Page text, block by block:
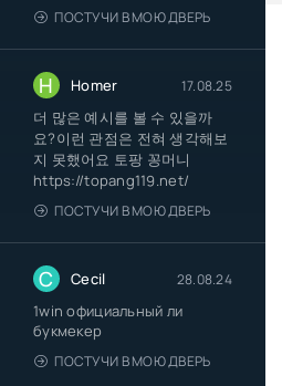
ПОСТУЧИ В МОЮ ДВЕРЬ
H Homer 17.08.25
더 많은 예시를 볼 수 있을까
요?이런 관점은 전혀 생각해보
지 못했어요 토팡 꽁머니
https://topang119.net/
ПОСТУЧИ В МОЮ ДВЕРЬ
C Cecil 28.08.24
1win официальный ли
букмекер
ПОСТУЧИ В МОЮ ДВЕРЬ